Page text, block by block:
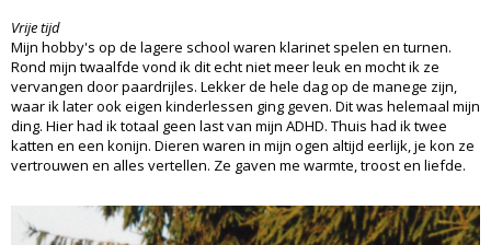
Vrije tijd
Mijn hobby's op de lagere school waren klarinet spelen en turnen.
Rond mijn twaalfde vond ik dit echt niet meer leuk en mocht ik ze
vervangen door paardrijles. Lekker de hele dag op de manege zijn,
waar ik later ook eigen kinderlessen ging geven. Dit was helemaal mijn
ding. Hier had ik totaal geen last van mijn ADHD. Thuis had ik twee
katten en een konijn. Dieren waren in mijn ogen altijd eerlijk, je kon ze
vertrouwen en alles vertellen. Ze gaven me warmte, troost en liefde.